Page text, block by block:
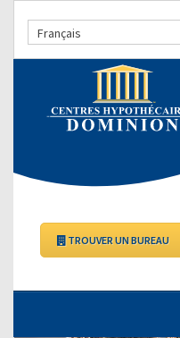
Français
TROUVER UN BUREAU